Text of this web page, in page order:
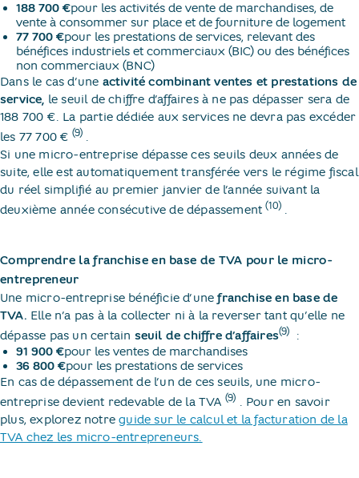
188 700 €pour les activités de vente de marchandises, de
vente à consommer sur place et de fourniture de logement
77 700 €pour les prestations de services, relevant des
bénéfices industriels et commerciaux (BIC) ou des bénéfices
non commerciaux (BNC)
Dans le cas d’une activité combinant ventes et prestations de
service, le seuil de chiffre d’affaires à ne pas dépasser sera de
188 700 €. La partie dédiée aux services ne devra pas excéder
les 77 700 € (9) ​.
Si une micro-entreprise dépasse ces seuils deux années de
suite, elle est automatiquement transférée vers le régime fiscal
du réel simplifié au premier janvier de l’année suivant la
deuxième année consécutive de dépassement(10) ​.
Comprendre la franchise en base de TVA pour le micro-
entrepreneur
Une micro-entreprise bénéficie d’unefranchise en base de
TVA. Elle n’a pas à la collecter ni à la reverser tant qu’elle ne
dépasse pas un certain seuil de chiffre d’affaires(9)
​ :
91 900 €pour les ventes de marchandises
36 800 €pour les prestations de services
En cas de dépassement de l’un de ces seuils, une micro-
entreprise devient redevable de la TVA (9) ​. Pour en savoir
plus, explorez notreguide sur le calcul et la facturation de la
TVA chez les micro-entrepreneurs.